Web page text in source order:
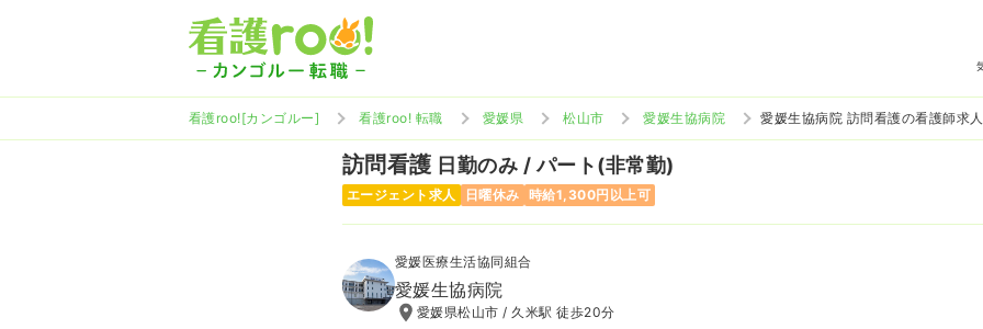
看護roo![カンゴルー] 看護roo! 転職 愛媛県 松山市 愛媛生協病院 愛媛生協病院 訪問看護の看護師求人
訪問看護 日勤のみ / パート(非常勤)
エージェント求人 日曜休み 時給1,300円以上可
愛媛医療生活協同組合
愛媛生協病院
愛媛県松山市 / 久米駅 徒歩20分